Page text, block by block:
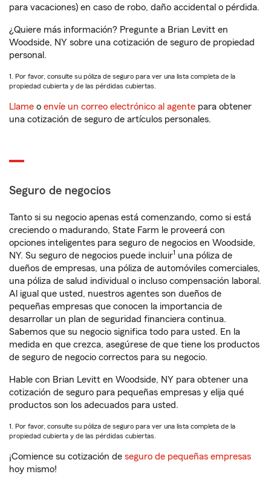
para vacaciones) en caso de robo, daño accidental o pérdida.
¿Quiere más información? Pregunte a Brian Levitt en
Woodside, NY sobre una cotización de seguro de propiedad
personal.
1. Por favor, consulte su póliza de seguro para ver una lista completa de la
propiedad cubierta y de las pérdidas cubiertas.
Llame o envíe un correo electrónico al agente para obtener
una cotización de seguro de artículos personales.
Seguro de negocios
Tanto si su negocio apenas está comenzando, como si está
creciendo o madurando, State Farm le proveerá con
opciones inteligentes para seguro de negocios en Woodside,
NY. Su seguro de negocios puede incluir1 una póliza de
dueños de empresas, una póliza de automóviles comerciales,
una póliza de salud individual o incluso compensación laboral.
Al igual que usted, nuestros agentes son dueños de
pequeñas empresas que conocen la importancia de
desarrollar un plan de seguridad financiera continua.
Sabemos que su negocio significa todo para usted. En la
medida en que crezca, asegúrese de que tiene los productos
de seguro de negocio correctos para su negocio.
Hable con Brian Levitt en Woodside, NY para obtener una
cotización de seguro para pequeñas empresas y elija qué
productos son los adecuados para usted.
1. Por favor, consulte su póliza de seguro para ver una lista completa de la
propiedad cubierta y de las pérdidas cubiertas.
¡Comience su cotización de seguro de pequeñas empresas
hoy mismo!